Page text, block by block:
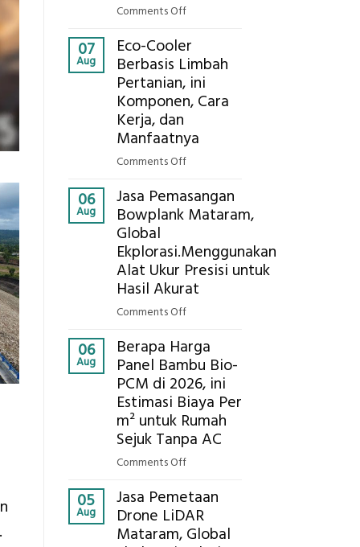
Comments Offon
Sondir
Tanah
Mataram,
Digital
Eksplorasi
Pastikan
07
Aug
Eco-Cooler
Berbasis Limbah
Pertanian, ini
Komponen, Cara
Kerja, dan
Manfaatnya
Comments Offon
Cooler
Berbasis
Pertanian,
ini
Komponen,
Manfaatnya
06
Aug
Jasa Pemasangan
Bowplank Mataram,
Global
Ekplorasi.Menggunakan
Alat Ukur Presisi untuk
Hasil Akurat
Comments Offon
Pemasangan
Bowplank
Mataram,
Global
Ekplorasi.Menggunakan
Alat
untuk
Hasil
Akurat
06
Aug
Berapa Harga
Panel Bambu Bio-
PCM di 2026, ini
Estimasi Biaya Per
m² untuk Rumah
Sejuk Tanpa AC
Comments Offon
Harga
Panel
Bambu
05
Aug
Jasa Pemetaan
Drone LiDAR
Mataram, Global